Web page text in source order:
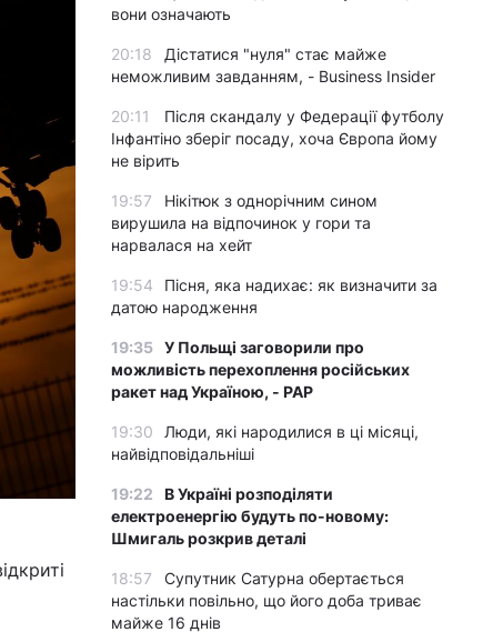
вони означають
20:18
Дістатися "нуля" стає майже
неможливим завданням, - Business Insider
20:11
Після скандалу у Федерації футболу
Інфантіно зберіг посаду, хоча Європа йому
не вірить
19:57
Нікітюк з однорічним сином
вирушила на відпочинок у гори та
нарвалася на хейт
19:54
Пісня, яка надихає: як визначити за
датою народження
19:35 У Польщі заговорили про
можливість перехоплення російських
ракет над Україною, - PAP
19:30
Люди, які народилися в ці місяці,
найвідповідальніші
19:22
В Україні розподіляти
електроенергію будуть по-новому:
Шмигаль розкрив деталі
18:57
Супутник Сатурна обертається
настільки повільно, що його доба триває
майже 16 днів